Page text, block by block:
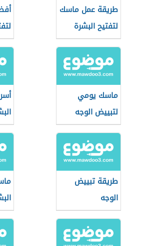
طريقة عمل ماسك
لتفتيح البشرة
ماسك يومي
لتبييض الوجه
طريقة تبييض
الوجه